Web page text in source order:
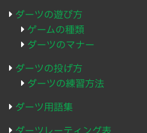
ダーツの遊び方
ゲームの種類
ダーツのマナー
ダーツの投げ方
ダーツの練習方法
ダーツ用語集